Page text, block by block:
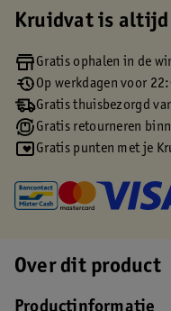
Kruidvat is altijd
Gratis ophalen in de
Op werkdagen voor
Gratis thuisbezorgd
Gratis retourneren
Gratis punten met je
Over dit product